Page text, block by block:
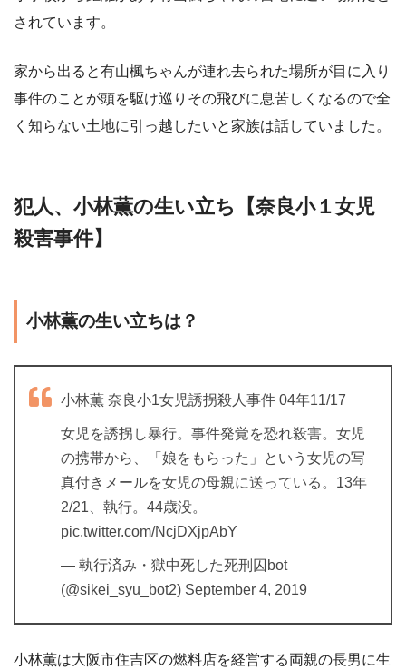
されています。
家から出ると有山楓ちゃんが連れ去られた場所が目に入り
事件のことが頭を駆け巡りその飛びに息苦しくなるので全
く知らない土地に引っ越したいと家族は話していました。
犯人、小林薫の生い立ち【奈良小１女児
殺害事件】
小林薫の生い立ちは？
小林薫 奈良小1女児誘拐殺人事件 04年11/17
女児を誘拐し暴行。事件発覚を恐れ殺害。女児
の携帯から、「娘をもらった」という女児の写
真付きメールを女児の母親に送っている。13年
2/21、執行。44歳没。
pic.twitter.com/NcjDXjpAbY
— 執行済み・獄中死した死刑囚bot
(@sikei_syu_bot2) September 4, 2019
小林薫は大阪市住吉区の燃料店を経営する両親の長男に生